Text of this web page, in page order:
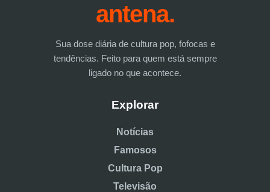
antena.
Sua dose diária de cultura pop, fofocas e
tendências. Feito para quem está sempre
ligado no que acontece.
Explorar
Notícias
Famosos
Cultura Pop
Televisão